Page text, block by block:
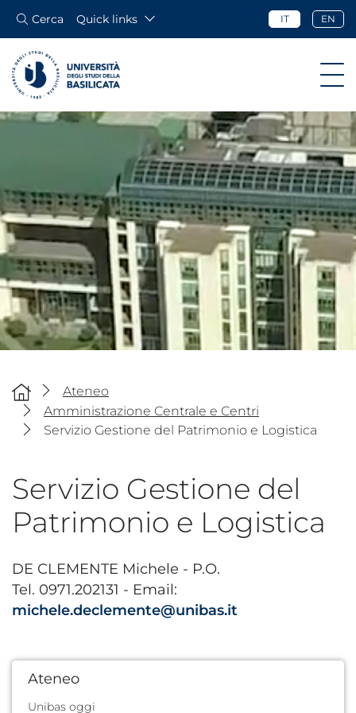
Cerca Quick links IT EN
Ateneo
Amministrazione Centrale e Centri
Servizio Gestione del Patrimonio e Logistica
Servizio Gestione del
Patrimonio e Logistica
DE CLEMENTE Michele - P.O.
Tel. 0971.202131 - Email:
michele.declemente@unibas.it
Ateneo
Unibas oggi